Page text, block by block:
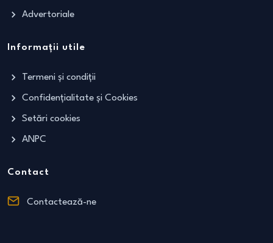
Advertoriale
Informații utile
Termeni și condiții
Confidențialitate și Cookies
Setări cookies
ANPC
Contact
Contactează-ne